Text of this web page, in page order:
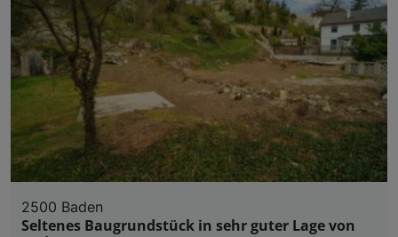
2500 Baden
Seltenes Baugrundstück in sehr guter Lage von